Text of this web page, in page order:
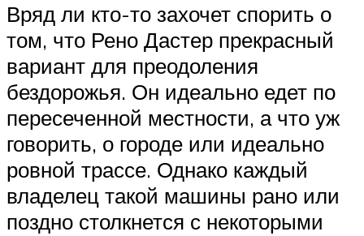
Вряд ли кто-то захочет спорить о
том, что Рено Дастер прекрасный
вариант для преодоления
бездорожья. Он идеально едет по
пересеченной местности, а что уж
говорить, о городе или идеально
ровной трассе. Однако каждый
владелец такой машины рано или
поздно столкнется с некоторыми